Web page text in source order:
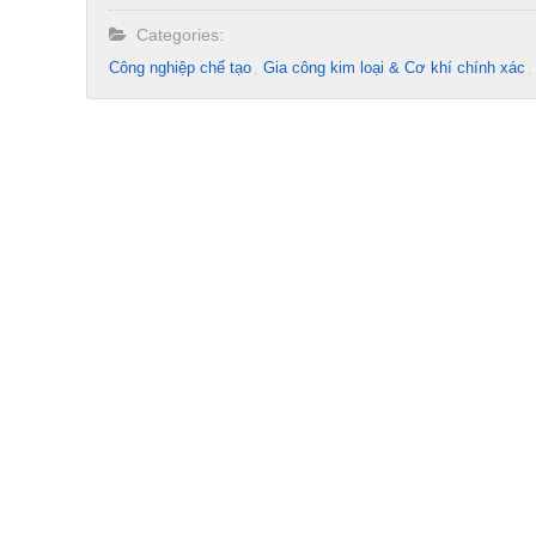
Categories:
Công nghiệp chế tạo​ Gia công kim loại & Cơ khí chính xác